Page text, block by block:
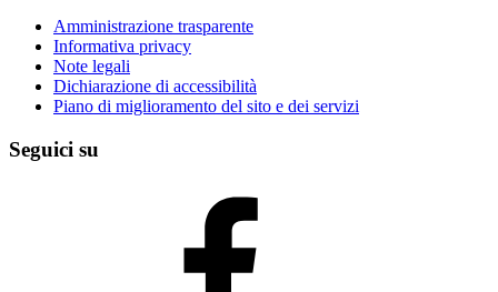
Amministrazione trasparente
Informativa privacy
Note legali
Dichiarazione di accessibilità
Piano di miglioramento del sito e dei servizi
Seguici su